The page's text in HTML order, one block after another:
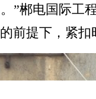
”郴电国际工
前提下，紧